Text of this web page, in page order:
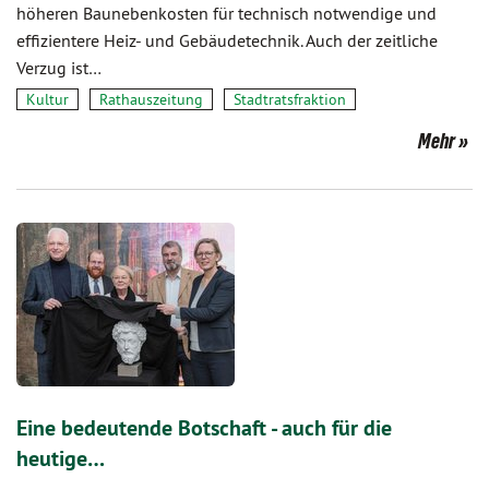
höheren Baunebenkosten für technisch notwendige und
effizientere Heiz- und Gebäudetechnik. Auch der zeitliche
Verzug ist…
Kultur Rathauszeitung Stadtratsfraktion
Mehr
Eine bedeutende Botschaft - auch für die
heutige…